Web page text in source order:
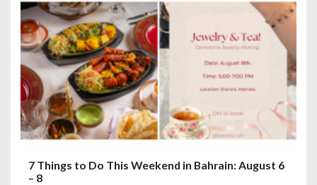
7 Things to Do This Weekend in Bahrain: August 6
– 8